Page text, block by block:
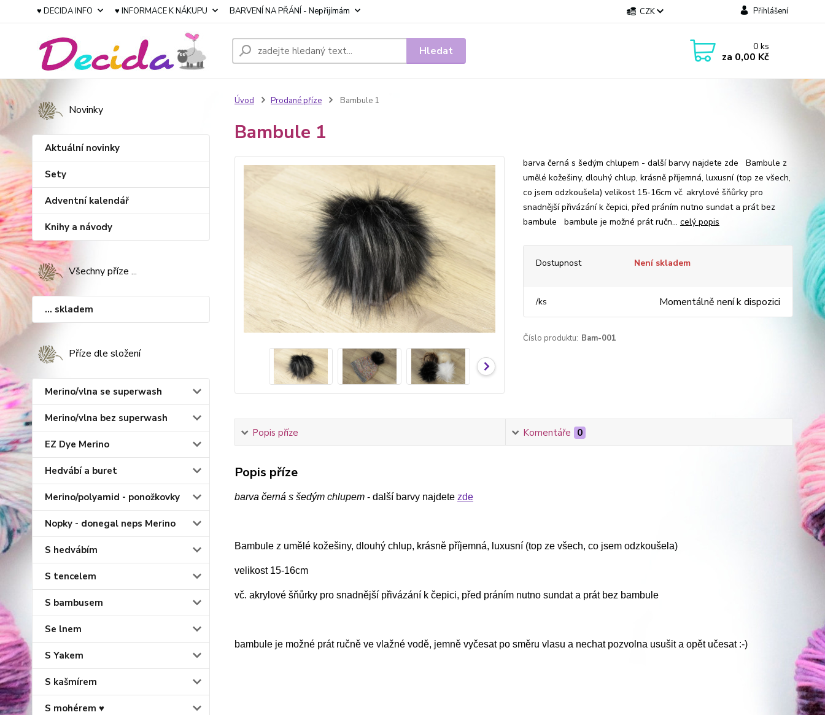
♥ DECIDA INFO ♥ INFORMACE K NÁKUPU BARVENÍ NA PŘÁNÍ - Nepřijímám CZK Přihlášení
Hledat 0ks
za 0,00 Kč
Novinky
Aktuální novinky
Sety
Adventní kalendář
Knihy a návody
Všechny příze ...
... skladem
Příze dle složení
Merino/vlna se superwash
Merino/vlna bez superwash
EZ Dye Merino
Hedvábí a buret
Merino/polyamid - ponožkovky
Nopky - donegal neps Merino
S hedvábím
S tencelem
S bambusem
Se lnem
S Yakem
S kašmírem
S mohérem ♥
Úvod Prodané příze Bambule 1
Bambule 1
barva černá s šedým chlupem - další barvy najdete zde Bambule z
umělé kožešiny, dlouhý chlup, krásně příjemná, luxusní (top ze všech,
co jsem odzkoušela) velikost 15-16cm vč. akrylové šňůrky pro
snadnější přivázání k čepici, před práním nutno sundat a prát bez
bambule bambule je možné prát ručn... celý popis
Dostupnost Není skladem
/ks Momentálně není k dispozici
Číslo produktu: Bam-001
Popis příze Komentáře 0
Popis příze
barva černá s šedým chlupem- další barvy najdete zde
Bambule z umělé kožešiny, dlouhý chlup, krásně příjemná, luxusní (top ze všech, co jsem odzkoušela)
velikost 15-16cm
vč. akrylové šňůrky pro snadnější přivázání k čepici, před práním nutno sundat a prát bez bambule
bambule je možné prát ručně ve vlažné vodě, jemně vyčesat po směru vlasu a nechat pozvolna usušit a opět učesat :-)